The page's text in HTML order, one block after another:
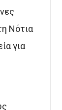
Νότια
για